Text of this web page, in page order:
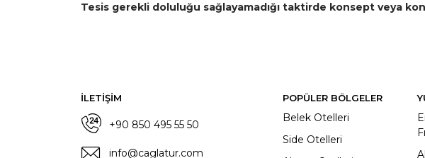
Tesis gerekli doluluğu sağlayamadığı taktirde konsept veya
İLETİŞİM
+90 850 495 55 50
info@caglatur.com
POPÜLER BÖLGELER
Belek Otelleri
Side Otelleri